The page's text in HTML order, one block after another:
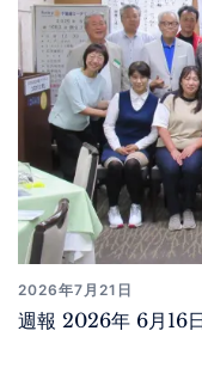
2026年7月21日
週報 2026年 6月16